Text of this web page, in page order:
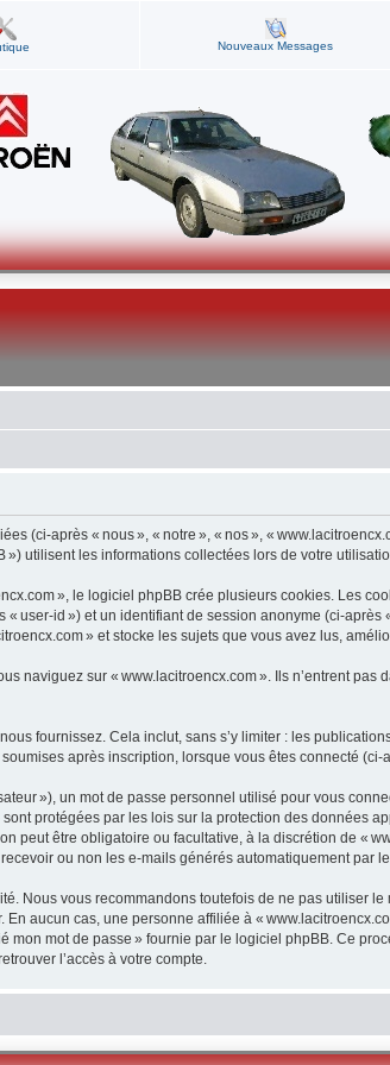
Nouveaux Messages
(ci-après « nous », « notre », « nos », «
utilisent les informations collectées lors de votre
», le logiciel phpBB crée plusieurs cookies. Les
id ») et un identifiant de session anonyme (ci-
» et stocke les sujets que vous avez lus,
naviguez sur « www.lacitroencx.com ». Ils n’entrent
fournissez. Cela inclut, sans s’y limiter : les
après inscription, lorsque vous êtes connecté (ci-
»), un mot de passe personnel utilisé pour vous
protégées par les lois sur la protection des données
peut être obligatoire ou facultative, à la discrétion de «
ou non les e-mails générés automatiquement par
Nous vous recommandons toutefois de ne pas utiliser
aucun cas, une personne affiliée à «
mot de passe » fournie par le logiciel phpBB. Ce
l’accès à votre compte.